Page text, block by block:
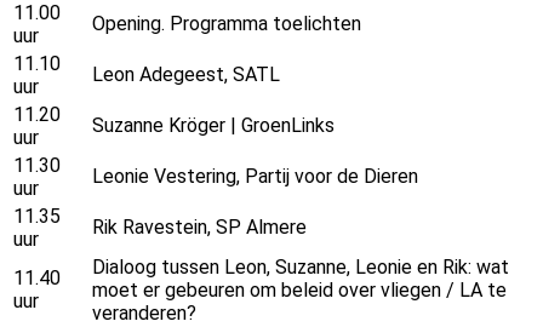
11.00
uur
Opening. Programma toelichten
11.10
uur
Leon Adegeest, SATL
11.20
uur
Suzanne Kröger | GroenLinks
11.30
uur
Leonie Vestering, Partij voor de Dieren
11.35
uur
Rik Ravestein, SP Almere
11.40
uur
Dialoog tussen Leon, Suzanne, Leonie en Rik: wat
moet er gebeuren om beleid over vliegen / LA te
veranderen?